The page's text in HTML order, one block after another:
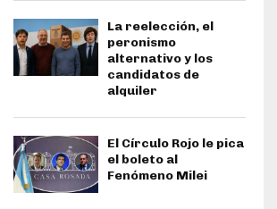
La reelección, el
peronismo
alternativo y los
candidatos de
alquiler
El Círculo Rojo le pica
el boleto al
Fenómeno Milei